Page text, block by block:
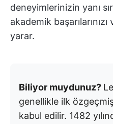
deneyimlerinizin yanı
akademik
yarar.
Biliyor muydunuz?
genellikle ilk
kabul edilir. 1482